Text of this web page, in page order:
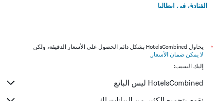
الفنادق في إيطاليا
*
يحاول HotelsCombined بشكل دائم الحصول على الأسعار الدقيقة، ولكن
لا يمكن ضمان الأسعار .
إليك السبب:
HotelsCombined ليس البائع